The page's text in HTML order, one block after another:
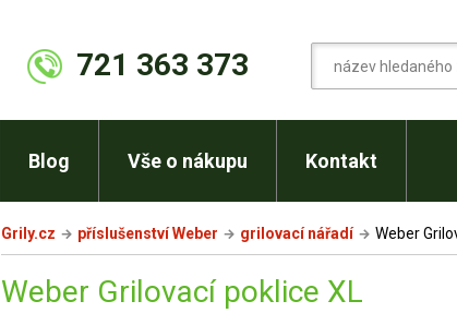
721 363 373
Blog Vše o nákupu Kontakt
Grily.cz příslušenství Weber grilovací nářadí Weber
Weber Grilovací poklice XL